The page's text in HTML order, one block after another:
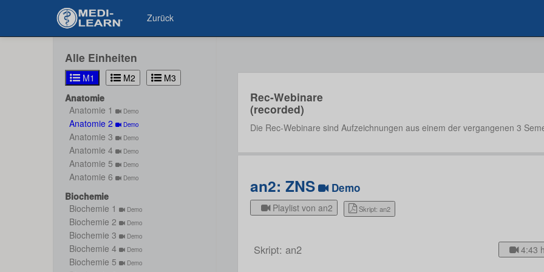
Zurück
Alle Einheiten
M1 M2
M3
Anatomie
Anatomie 1
Demo
Anatomie 2 Demo
Anatomie 3 Demo
Anatomie 4 Demo
Anatomie 5 Demo
Anatomie 6 Demo
Biochemie
Biochemie 1
Demo
Biochemie 2 Demo
Biochemie 3 Demo
Biochemie 4 Demo
Biochemie 5 Demo
Rec-Webinare
(recorded)
Die Rec-Webinare sind Aufzeichnungen aus einem der vergangenen 3
an2: ZNS Demo
Playlist von an2 Skript: an2
Skript: an2 4:43 h